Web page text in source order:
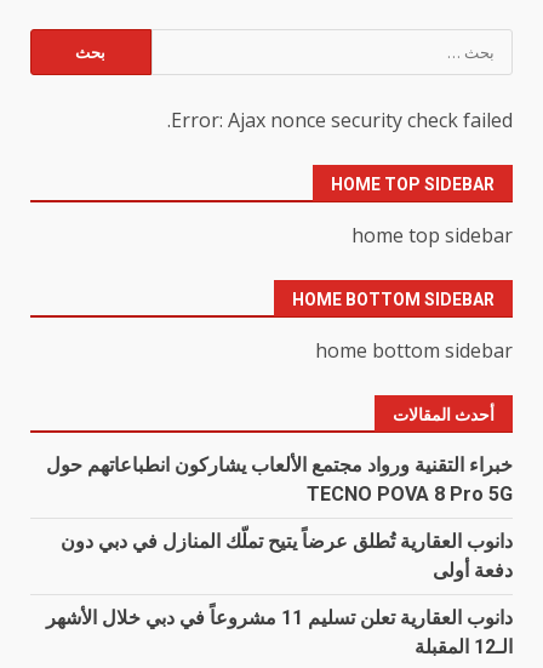
البحث
عن:
Error: Ajax nonce security check failed.
HOME TOP SIDEBAR
home top sidebar
HOME BOTTOM SIDEBAR
home bottom sidebar
أحدث المقالات
خبراء التقنية ورواد مجتمع الألعاب يشاركون انطباعاتهم حول
TECNO POVA 8 Pro 5G
دانوب العقارية تُطلق عرضاً يتيح تملّك المنازل في دبي دون
دفعة أولى
دانوب العقارية تعلن تسليم 11 مشروعاً في دبي خلال الأشهر
الـ12 المقبلة